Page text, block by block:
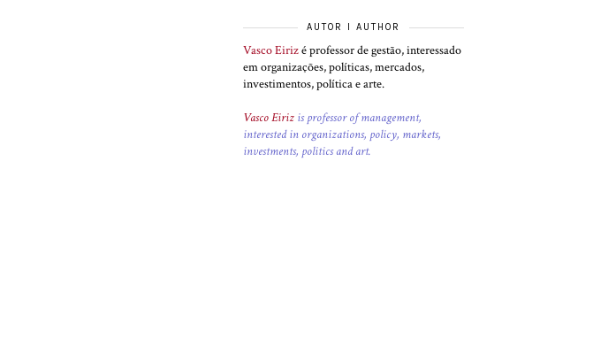
AUTOR I AUTHOR
Vasco Eirizé professor de gestão, interessado
em organizações, políticas, mercados,
investimentos, política e arte.
Vasco Eiriz is professor of management,
interested in organizations, policy, markets,
investments, politics and art.